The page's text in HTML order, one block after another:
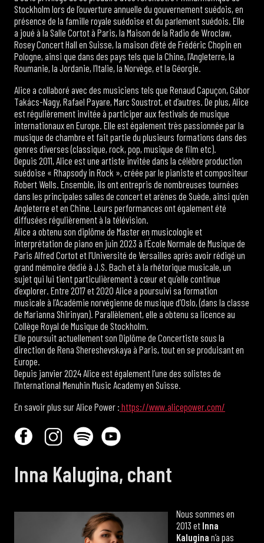
Stockholm lors de l’ouverture annuelle du gouvernement suédois, en
présence de la famille royale suédoise et du parlement suédois. Elle
a joué à la Salle Cortot à Paris, la Maison de la Radio de Wroclaw,
Rosey Concert Hall en Suisse, la maison d’été de Frédéric Chopin en
Pologne, ainsi que dans des pays tels que la Chine, l’Angleterre, la
Roumanie, la Jordanie, l’Italie, la Norvège, et la Géorgie.
Alice a collaboré avec des musiciens tels que Renaud Capuçon, Gábor
Takács-Nagy, Rafael Payare, Marc Soustrot, et d’autres. De plus, Alice
est régulièrement invitée à participer aux festivals de musique
internationaux en Europe. Elle est également très passionnée par la
musique de chambre et fait partie du plusieurs formations dans des
genres diverses (classique, rock, pop, musique de film etc).
Depuis 2011, Alice est une artiste invitée dans la célèbre production
suédoise « Rhapsody in Rock », créée par le pianiste et compositeur
Robert Wells. Ensemble, ils ont entrepris de nombreuses tournées
dans les principales salles de concert et arènes de Suède, ainsi qu’en
Angleterre et en Chine. Leurs performances ont également été
diffusées régulièrement à la télévision.
Alice a obtenu son diplôme de Master en musicologie et
interprétation de piano en juin 2023 à l’École Normale de Musique de
Paris Alfred Cortot et l’Université de Versailles après avoir rédigé un
grand mémoire dédié à J.S. Bach et à la rhétorique musicale, un
sujet qui lui tient particulièrement à cœur et qu’elle continue
d’explorer. Entre 2017 et 2020 Alice a poursuivi sa formation
musicale à l’Académie norvégienne de musique d’Oslo, (dans la classe
de Marianna Shirinyan). Parallèlement, elle a obtenu sa licence au
Collège Royal de Musique de Stockholm.
Elle poursuit actuellement son Diplôme de Concertiste sous la
direction de Rena Shereshevskaya à Paris, tout en se produisant en
Europe.
Depuis janvier 2024 Alice est également l’une des solistes de
l’International Menuhin Music Academy en Suisse.
En savoir plus sur Alice Power : https://www.alicepower.com/
Inna Kalugina, chant
Nous sommes en
2013 et Inna
Kalugina n’a pas